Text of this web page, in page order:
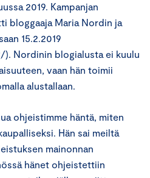
2019. Kampanjan
bloggaaja Maria Nordin ja
15.2.2019
Nordinin blogialusta ei kuulu
vaan hän toimii
alustallaan.
ohjeistimme häntä, miten
Hän sai meiltä
mainonnan
hänet ohjeistettiin